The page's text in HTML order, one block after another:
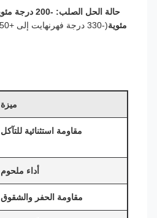
مئوية
ميزة
مقاومة استثنائية للتآكل
أداء ملحوم
مقاومة الحفر والشقوق